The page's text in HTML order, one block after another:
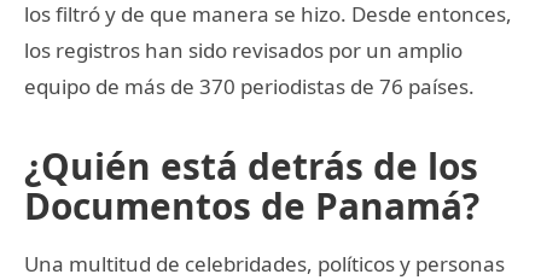
los filtró y de que manera se hizo. Desde entonces,
los registros han sido revisados por un amplio
equipo de más de 370 periodistas de 76 países.
¿Quién está detrás de los
Documentos de Panamá?
Una multitud de celebridades, políticos y personas